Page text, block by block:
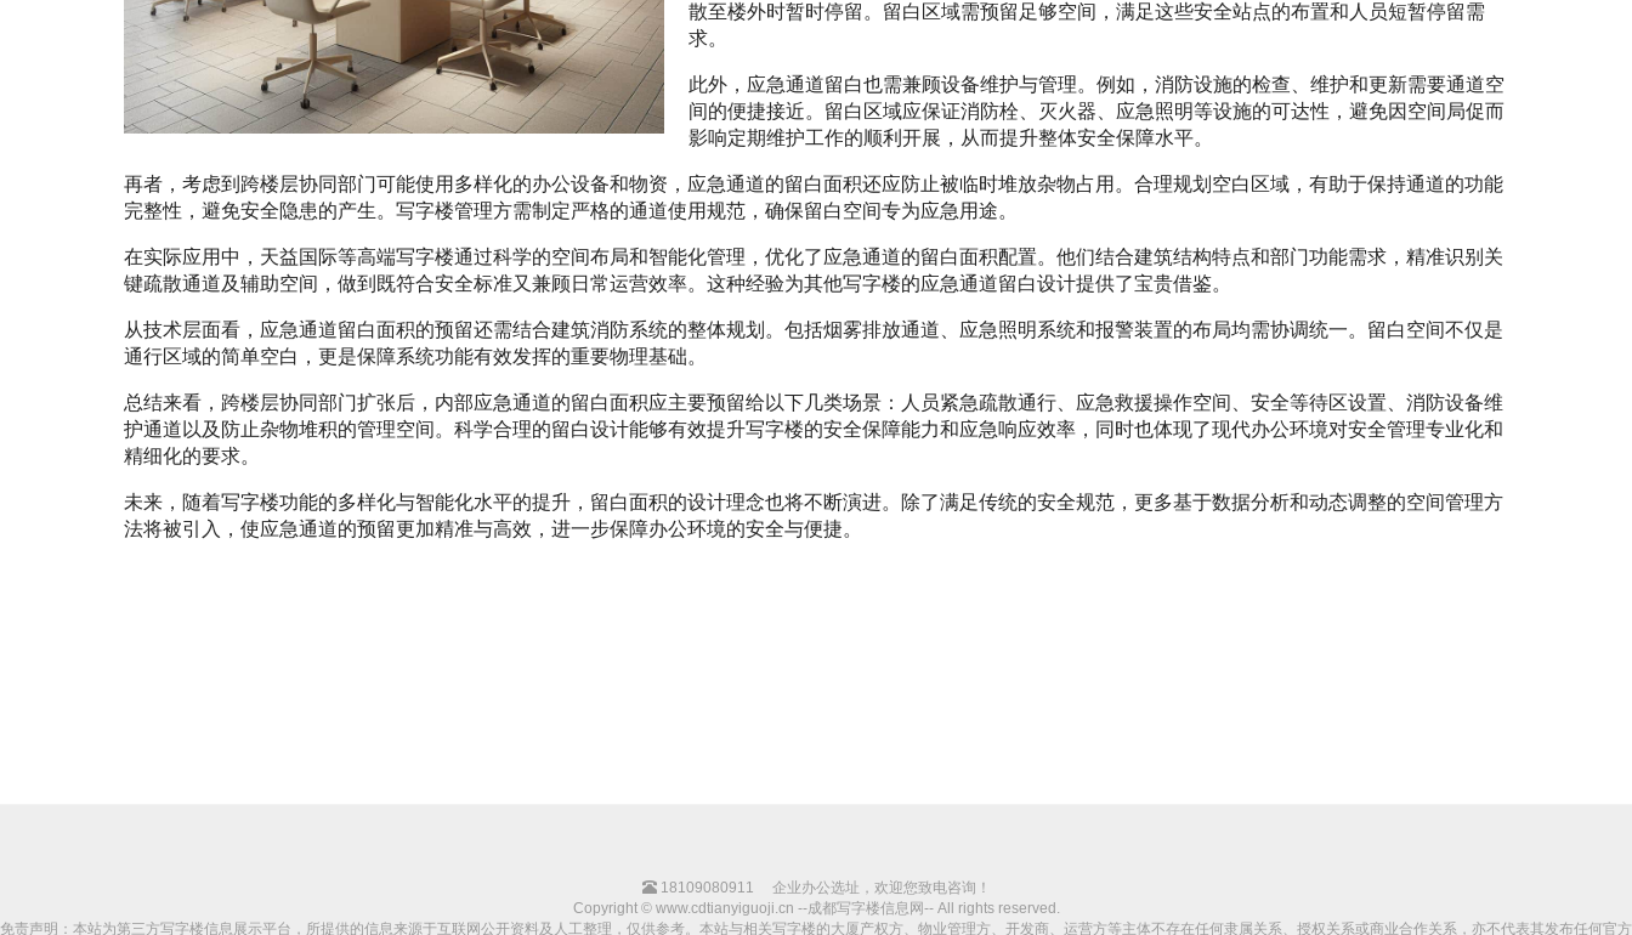
散至楼外时暂时停留。留白区域需预留足够空间，满足这些安全站点的布置和人员短暂停留需
求。
此外，应急通道留白也需兼顾设备维护与管理。例如，消防设施的检查、维护和更新需要通道空
间的便捷接近。留白区域应保证消防栓、灭火器、应急照明等设施的可达性，避免因空间局促而
影响定期维护工作的顺利开展，从而提升整体安全保障水平。
再者，考虑到跨楼层协同部门可能使用多样化的办公设备和物资，应急通道的留白面积还应防止被临时堆放杂物占用。合理规划空白区域，有助于保持通道的功能
完整性，避免安全隐患的产生。写字楼管理方需制定严格的通道使用规范，确保留白空间专为应急用途。
在实际应用中，天益国际等高端写字楼通过科学的空间布局和智能化管理，优化了应急通道的留白面积配置。他们结合建筑结构特点和部门功能需求，精准识别关
键疏散通道及辅助空间，做到既符合安全标准又兼顾日常运营效率。这种经验为其他写字楼的应急通道留白设计提供了宝贵借鉴。
从技术层面看，应急通道留白面积的预留还需结合建筑消防系统的整体规划。包括烟雾排放通道、应急照明系统和报警装置的布局均需协调统一。留白空间不仅是
通行区域的简单空白，更是保障系统功能有效发挥的重要物理基础。
总结来看，跨楼层协同部门扩张后，内部应急通道的留白面积应主要预留给以下几类场景：人员紧急疏散通行、应急救援操作空间、安全等待区设置、消防设备维
护通道以及防止杂物堆积的管理空间。科学合理的留白设计能够有效提升写字楼的安全保障能力和应急响应效率，同时也体现了现代办公环境对安全管理专业化和
精细化的要求。
未来，随着写字楼功能的多样化与智能化水平的提升，留白面积的设计理念也将不断演进。除了满足传统的安全规范，更多基于数据分析和动态调整的空间管理方
法将被引入，使应急通道的预留更加精准与高效，进一步保障办公环境的安全与便捷。
18109080911
企业办公选址，欢迎您致电咨询！
Copyright © www.cdtianyiguoji.cn --成都写字楼信息网-- All rights reserved.
免责声明：本站为第三方写字楼信息展示平台，所提供的信息来源于互联网公开资料及人工整理，仅供参考。本站与相关写字楼的大厦产权方、物业管理方、开发商、运营方等主体不存在任何隶属关系、授权关系或商业合作关系，亦不代表其发布任何官方